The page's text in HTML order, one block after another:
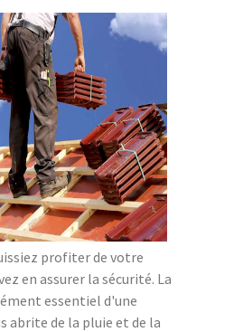
profiter de votre
en assurer la sécurité. La
essentiel d'une
abrite de la pluie et de la